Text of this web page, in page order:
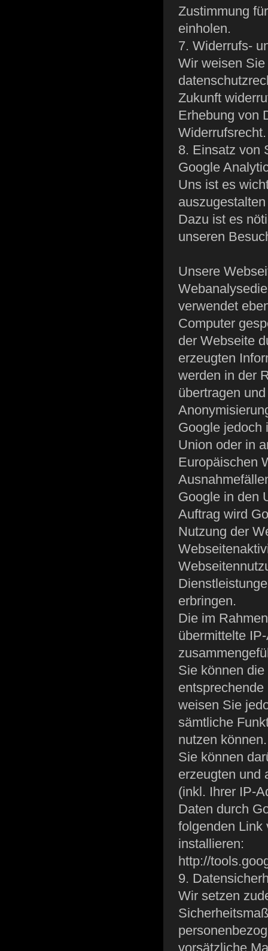
Zustimmung
einholen.
7. Widerrufs-
Wir weisen
Zukunft
Erhebung von
Widerrufsrecht.
8. Einsatz von
Google
Uns ist es
Dazu ist es
unseren
Unsere
verwendet
Computer
der Webseite
erzeugten
werden in der
übertragen
Google jedoch
Union oder in
Europäischen
Google in den
Auftrag wird
Nutzung der
erbringen.
Die im
übermittelte
Sie können
weisen Sie
sämtliche
nutzen können.
Sie können
erzeugten und
(inkl. Ihrer IP-
Daten durch
folgenden Link
installieren:
http://
9.
Wir setzen
vorsätzliche